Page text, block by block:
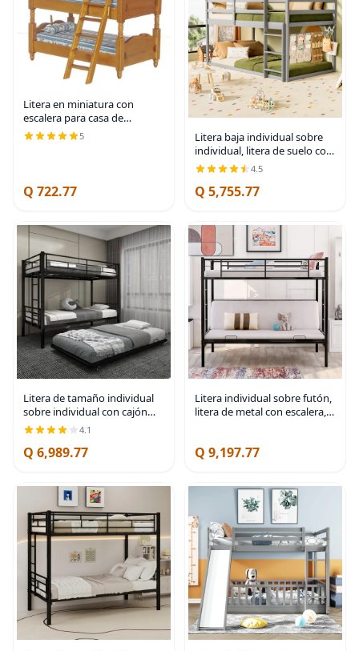
Litera en miniatura con
escalera para casa de
muñecas
5
Q 722.77
Litera baja individual sobre
individual, litera de suelo con
escalera, litera individual con
barandillas completas, litera
de madera para jóvenes,
4.5
Q 5,755.77
Litera de tamaño individual
sobre individual con cajón
deslizante, estructura de
litera resistente con escaleras
laterales, litera convertible
4.1
Q 6,989.77
Litera individual sobre futón,
litera de metal con escalera,
laterales, litera convertible,
Q 9,197.77